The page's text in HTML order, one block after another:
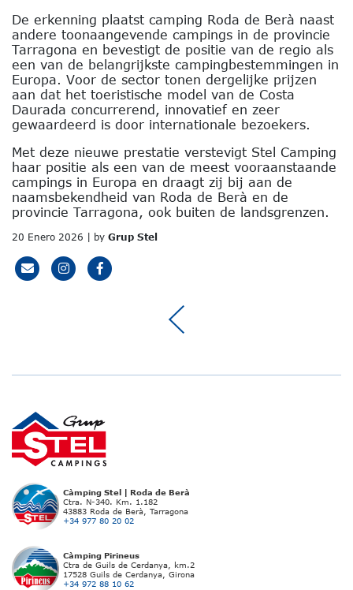
De erkenning plaatst camping Roda de Berà naast
andere toonaangevende campings in de provincie
Tarragona en bevestigt de positie van de regio als
een van de belangrijkste campingbestemmingen in
Europa. Voor de sector tonen dergelijke prijzen
aan dat het toeristische model van de Costa
Daurada concurrerend, innovatief en zeer
gewaardeerd is door internationale bezoekers.
Met deze nieuwe prestatie verstevigt Stel Camping
haar positie als een van de meest vooraanstaande
campings in Europa en draagt ​​zij bij aan de
naamsbekendheid van Roda de Berà en de
provincie Tarragona, ook buiten de landsgrenzen.
20 Enero 2026 | by Grup Stel
Càmping Stel | Roda de Berà
Ctra. N-340. Km. 1.182
43883 Roda de Berà, Tarragona
+34 977 80 20 02
Càmping Pirineus
Ctra de Guils de Cerdanya, km.2
17528 Guils de Cerdanya, Girona
+34 972 88 10 62